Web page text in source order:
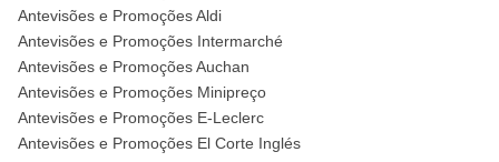
Antevisões e Promoções Aldi
Antevisões e Promoções Intermarché
Antevisões e Promoções Auchan
Antevisões e Promoções Minipreço
Antevisões e Promoções E-Leclerc
Antevisões e Promoções El Corte Inglés